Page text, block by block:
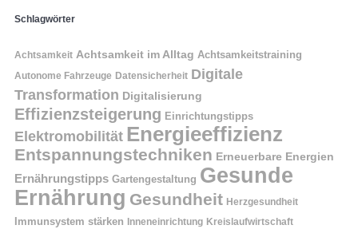
Schlagwörter
Achtsamkeit Achtsamkeit im Alltag Achtsamkeitstraining
Autonome Fahrzeuge Datensicherheit Digitale
Transformation Digitalisierung
Effizienzsteigerung Einrichtungstipps
Elektromobilität Energieeffizienz
Entspannungstechniken Erneuerbare Energien
Ernährungstipps Gartengestaltung Gesunde
Ernährung Gesundheit Herzgesundheit
Immunsystem stärken Inneneinrichtung Kreislaufwirtschaft